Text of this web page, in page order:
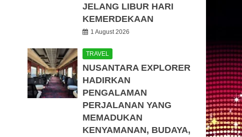
JELANG LIBUR HARI
KEMERDEKAAN
1 August 2026
TRAVEL
NUSANTARA EXPLORER
HADIRKAN
PENGALAMAN
PERJALANAN YANG
MEMADUKAN
KENYAMANAN, BUDAYA,